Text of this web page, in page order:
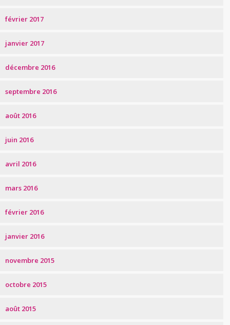
février 2017
janvier 2017
décembre 2016
septembre 2016
août 2016
juin 2016
avril 2016
mars 2016
février 2016
janvier 2016
novembre 2015
octobre 2015
août 2015